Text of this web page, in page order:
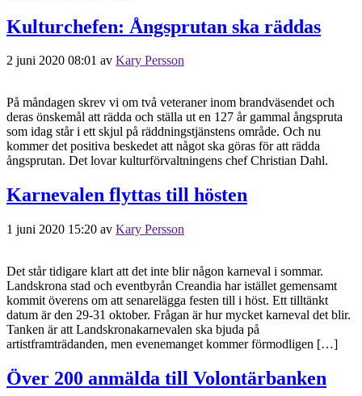
Kulturchefen: Ångsprutan ska räddas
2 juni 2020 08:01 av Kary Persson
På måndagen skrev vi om två veteraner inom brandväsendet och
deras önskemål att rädda och ställa ut en 127 år gammal ångspruta
som idag står i ett skjul på räddningstjänstens område. Och nu
kommer det positiva beskedet att något ska göras för att rädda
ångsprutan. Det lovar kulturförvaltningens chef Christian Dahl.
Karnevalen flyttas till hösten
1 juni 2020 15:20 av Kary Persson
Det står tidigare klart att det inte blir någon karneval i sommar.
Landskrona stad och eventbyrån Creandia har istället gemensamt
kommit överens om att senarelägga festen till i höst. Ett tilltänkt
datum är den 29-31 oktober. Frågan är hur mycket karneval det blir.
Tanken är att Landskronakarnevalen ska bjuda på
artistframträdanden, men evenemanget kommer förmodligen […]
Över 200 anmälda till Volontärbanken